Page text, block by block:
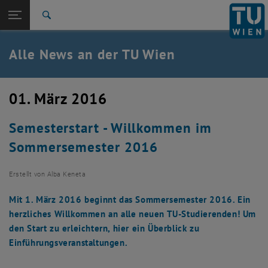
TU Login
Quicklinks
Quicklinks-Menü umschalten
Studium
Karriere
Zurück: Subseiten von TU Wien Startseite auflisten
Zurück zur letzten Ebene:
TU Wien Startseite
Übersicht
Alle News an der TU Wien
01. März 2016
Semesterstart - Willkommen im
Sommersemester 2016
Erstellt von Alba Keneta
Mit 1. März 2016 beginnt das Sommersemester 2016. Ein
herzliches Willkommen an alle neuen TU-Studierenden! Um
den Start zu erleichtern, hier ein Überblick zu
Einführungsveranstaltungen.